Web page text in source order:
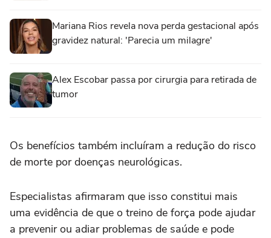
Mariana Rios revela nova perda gestacional após
gravidez natural: 'Parecia um milagre'
Alex Escobar passa por cirurgia para retirada de
tumor
Os benefícios também incluíram a redução do risco
de morte por doenças neurológicas.
Especialistas afirmaram que isso constitui mais
uma evidência de que o treino de força pode ajudar
a prevenir ou adiar problemas de saúde e pode